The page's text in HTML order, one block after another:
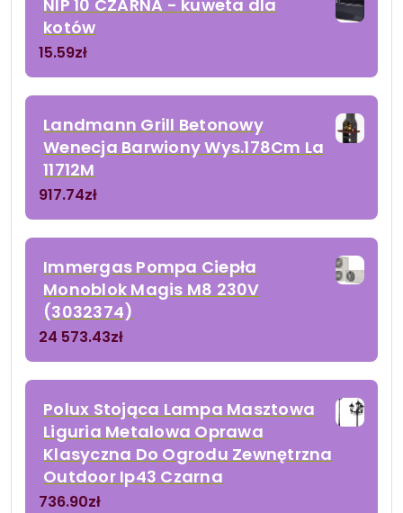
NIP 10 CZARNA - kuweta dla
kotów
15.59zł
Landmann Grill Betonowy
Wenecja Barwiony Wys.178Cm La
11712M
917.74zł
Immergas Pompa Ciepła
Monoblok Magis M8 230V
(3032374)
24 573.43zł
Polux Stojąca Lampa Masztowa
Liguria Metalowa Oprawa
Klasyczna Do Ogrodu Zewnętrzna
Outdoor Ip43 Czarna
736.90zł